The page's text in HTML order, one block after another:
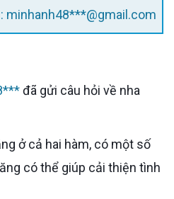
minhanh48***@gmail.com
đã gửi câu hỏi về nha
có thể giúp cải thiện tình